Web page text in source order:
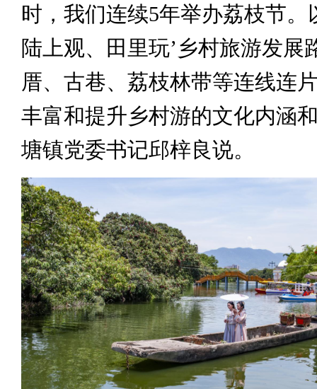
时，我们连续5年举办荔枝节。
陆上观、田里玩’乡村旅游发展
厝、古巷、荔枝林带等连线连
丰富和提升乡村游的文化内涵
塘镇党委书记邱梓良说。